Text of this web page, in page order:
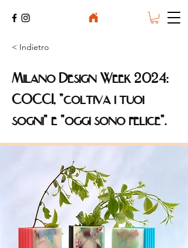
< Indietro
Milano Design Week 2024:
COCCI, "coltiva i tuoi
sogni" e "oggi sono felice".